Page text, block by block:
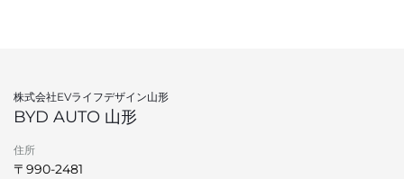
株式会社EVライフデザイン山形
BYD AUTO 山形
住所
〒990-2481